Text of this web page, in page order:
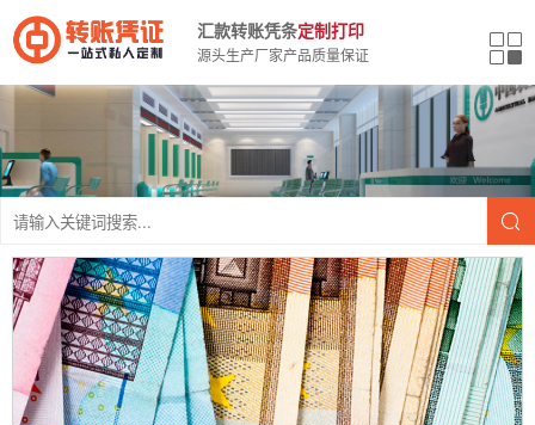
汇款转账凭条定制打印
源头生产厂家产品质量保证